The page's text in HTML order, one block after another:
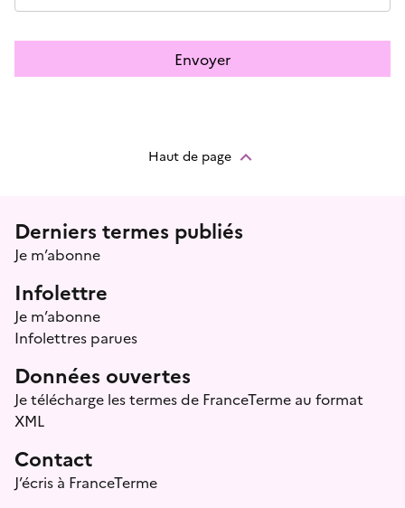
Envoyer
Haut de page
Menu prefooter
Derniers termes publiés
Je m’abonne
Infolettre
Je m’abonne
Infolettres parues
Données ouvertes
Je télécharge les termes de FranceTerme au format
XML
Contact
J’écris à FranceTerme